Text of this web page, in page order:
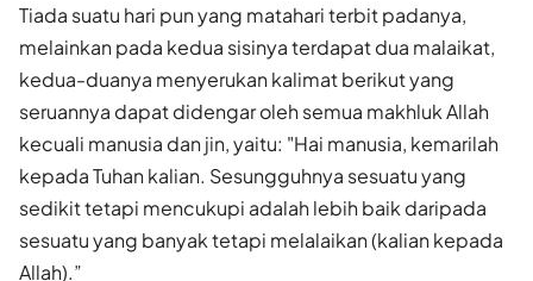
Tiada suatu hari pun yang matahari terbit padanya,
melainkan pada kedua sisinya terdapat dua malaikat,
kedua-duanya menyerukan kalimat berikut yang
seruannya dapat didengar oleh semua makhluk Allah
kecuali manusia dan jin, yaitu: "Hai manusia, kemarilah
kepada Tuhan kalian. Sesungguhnya sesuatu yang
sedikit tetapi mencukupi adalah lebih baik daripada
sesuatu yang banyak tetapi melalaikan (kalian kepada
Allah).”